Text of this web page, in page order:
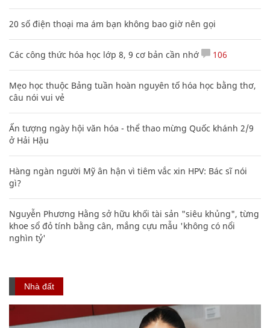
20 số điện thoại ma ám bạn không bao giờ nên gọi
Các công thức hóa học lớp 8, 9 cơ bản cần nhớ 106
Mẹo học thuộc Bảng tuần hoàn nguyên tố hóa học bằng thơ,
câu nói vui vẻ
Ấn tượng ngày hội văn hóa - thể thao mừng Quốc khánh 2/9
ở Hải Hậu
Hàng ngàn người Mỹ ân hận vì tiêm vắc xin HPV: Bác sĩ nói
gì?
Nguyễn Phương Hằng sở hữu khối tài sản "siêu khủng", từng
khoe sổ đỏ tính bằng cân, mắng cựu mẫu 'không có nổi
nghìn tỷ'
Nhà đất